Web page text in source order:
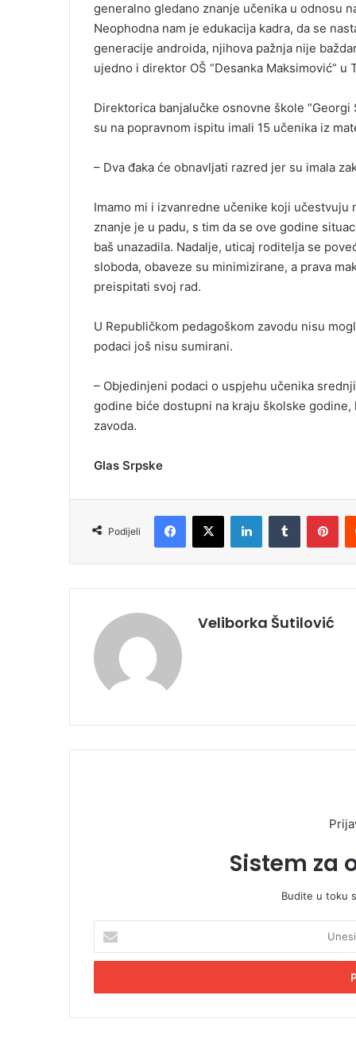
generalno gledano znanje učenika u odnosu
Neophodna nam je edukacija kadra, da se
generacije androida, njihova pažnja nije
ujedno i direktor OŠ “Desanka Maksimović” u
Direktorica banjalučke osnovne škole “Georgi
su na popravnom ispitu imali 15 učenika iz
– Dva đaka će obnavljati razred jer su imala
Imamo mi i izvanredne učenike koji
znanje je u padu, s tim da se ove godine
baš unazadila. Nadalje, uticaj roditelja se
sloboda, obaveze su minimizirane, a prava
preispitati svoj rad.
U Republičkom pedagoškom zavodu nisu
podaci još nisu sumirani.
– Objedinjeni podaci o uspjehu učenika
godine biće dostupni na kraju školske godine,
zavoda.
Glas Srpske
Podijeli
Veliborka Šutilović
Sistem za
Budite u toku
e
i